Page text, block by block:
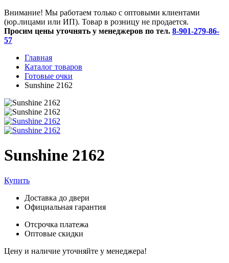
Внимание! Мы работаем только с оптовыми клиентами
(юр.лицами или ИП). Товар в розницу не продается.
Просим цены уточнять у менеджеров по тел. 8-901-279-86-
57
Главная
Каталог товаров
Готовые очки
Sunshine 2162
Sunshine 2162
Купить
Доставка до двери
Официальная гарантия
Отсрочка платежа
Оптовые скидки
Цену и наличие уточняйте у менеджера!